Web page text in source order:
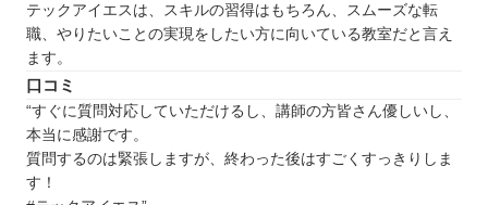
中国
テックアイエスは、スキルの習得はもちろん、スムーズな転
職、やりたいことの実現をしたい方に向いている教室だと言え
ます。
口コミ
“すぐに質問対応していただけるし、講師の方皆さん優しいし、
本当に感謝です。
質問するのは緊張しますが、終わった後はすごくすっきりしま
す！